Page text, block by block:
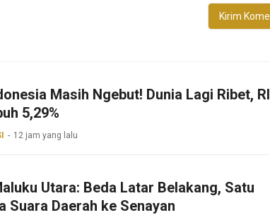
Masih Ngebut! Dunia Lagi Ribet, RI
5,29%
12 jam yang lalu
Utara: Beda Latar Belakang, Satu
Suara Daerah ke Senayan